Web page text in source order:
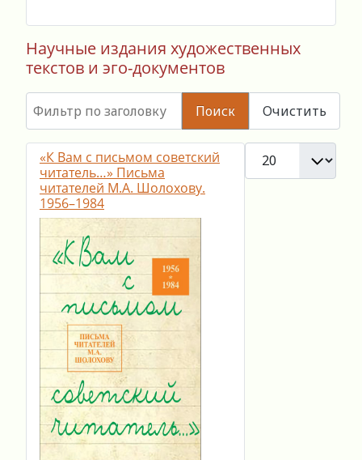
Научные издания художественных
текстов и эго-документов
Поиск Очистить
Кол-во строк:
«К Вам с письмом советский
читатель…» Письма
читателей М.А. Шолохову.
1956–1984